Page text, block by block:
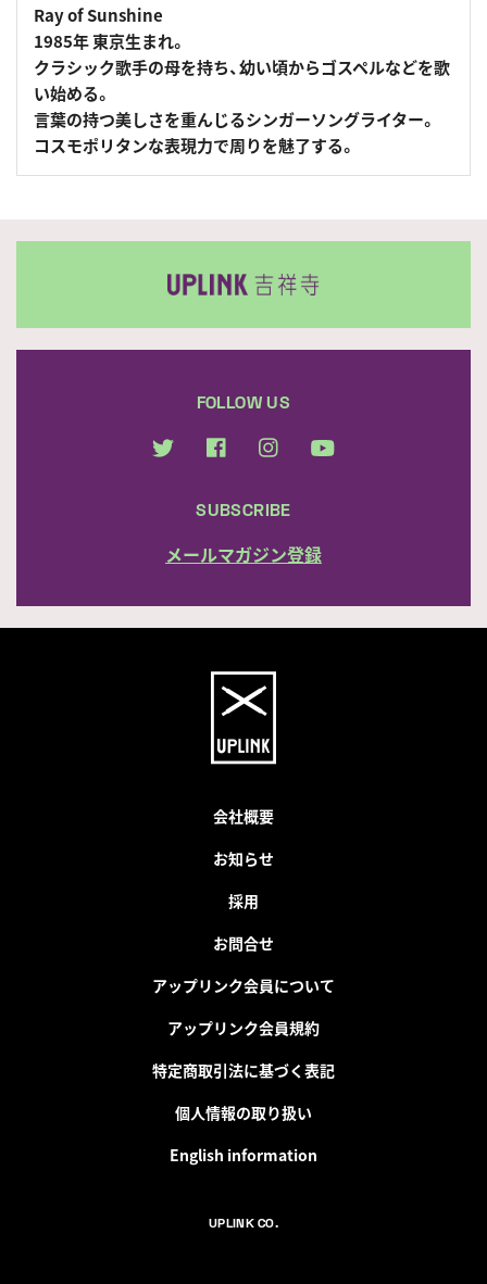
Ray of Sunshine
1985年 東京生まれ。
クラシック歌手の母を持ち、幼い頃からゴスペルなどを歌
い始める。
言葉の持つ美しさを重んじるシンガーソングライター。
コスモポリタンな表現力で周りを魅了する。
FOLLOW US
SUBSCRIBE
メールマガジン登録
会社概要
お知らせ
採用
お問合せ
アップリンク会員について
アップリンク会員規約
特定商取引法に基づく表記
個人情報の取り扱い
English information
UPLINK CO.